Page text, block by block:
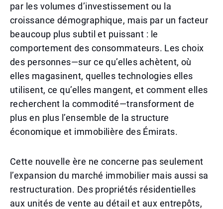
par les volumes d’investissement ou la
croissance démographique, mais par un facteur
beaucoup plus subtil et puissant : le
comportement des consommateurs. Les choix
des personnes—sur ce qu’elles achètent, où
elles magasinent, quelles technologies elles
utilisent, ce qu’elles mangent, et comment elles
recherchent la commodité—transforment de
plus en plus l’ensemble de la structure
économique et immobilière des Émirats.
Cette nouvelle ère ne concerne pas seulement
l’expansion du marché immobilier mais aussi sa
restructuration. Des propriétés résidentielles
aux unités de vente au détail et aux entrepôts,